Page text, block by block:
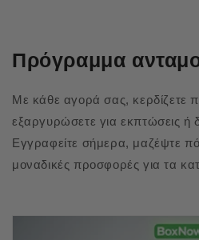
Πρόγραμμα
Με κάθε αγορά σας, κερδίζετε
εξαργυρώσετε για εκπτώσεις ή
Εγγραφείτε σήμερα, μαζέψτε
μοναδικές προσφορές για τα